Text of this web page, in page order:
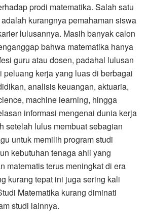
prodi matematika. Salah satu
kurangnya pemahaman siswa
lulusannya. Masih banyak calon
bahwa matematika hanya
guru atau dosen, padahal lulusan
peluang kerja yang luas di berbagai
analisis keuangan, aktuaria,
machine learning, hingga
informasi mengenai dunia kerja
setelah lulus membuat sebagian
untuk memilih program studi
kebutuhan tenaga ahli yang
matematis terus meningkat di era
kurang tepat ini juga sering kali
Matematika kurang diminati
studi lainnya.